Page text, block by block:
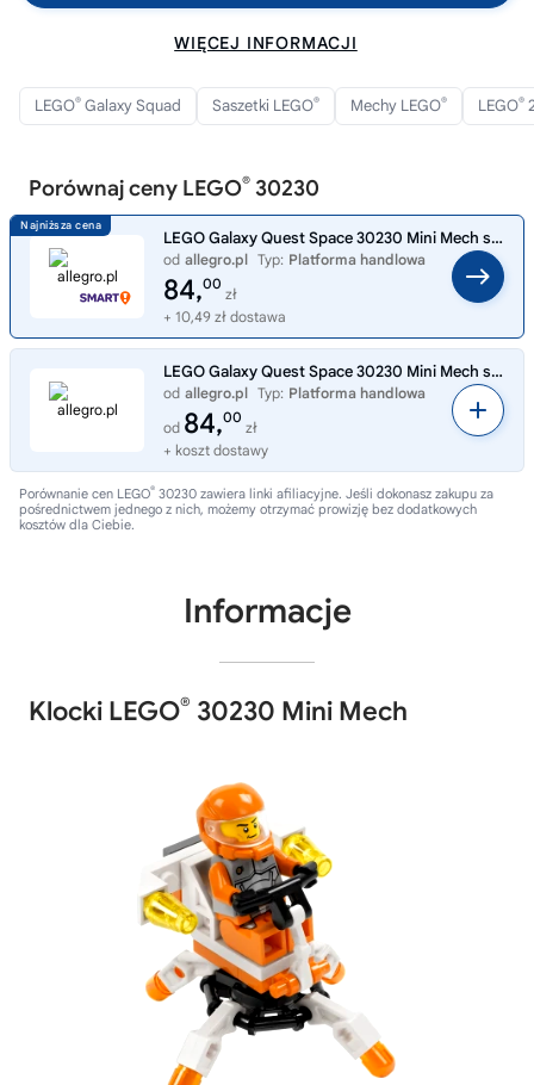
WIĘCEJ INFORMACJI
LEGO® Galaxy Squad Saszetki LEGO® Mechy LEGO® LEGO®
Porównaj ceny LEGO® 30230
LEGO Galaxy Quest Space 30230 Mini Mech saszetka klocki minifigurka
od allegro.pl Typ: Platforma handlowa
84,00
zł
+ 10,49 zł dostawa
LEGO Galaxy Quest Space 30230 Mini Mech saszetka klocki minifigurka
od allegro.pl Typ: Platforma handlowa
od 84,00
zł
+ koszt dostawy
Porównanie cen LEGO® 30230 zawiera linki afiliacyjne. Jeśli dokonasz zakupu za
pośrednictwem jednego z nich, możemy otrzymać prowizję bez dodatkowych
kosztów dla Ciebie.
Informacje
Klocki LEGO® 30230 Mini Mech